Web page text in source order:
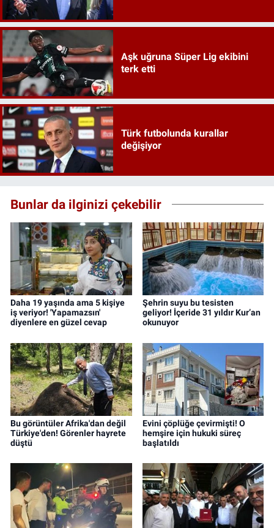
Aşk uğruna Süper Lig ekibini
terk etti
Türk futbolunda kurallar
değişiyor
Bunlar da ilginizi çekebilir
Daha 19 yaşında ama 5 kişiye
iş veriyor! 'Yapamazsın'
diyenlere en güzel cevap
Şehrin suyu bu tesisten
geliyor! İçeride 31 yıldır Kur’an
okunuyor
Bu görüntüler Afrika'dan değil
Türkiye'den! Görenler hayrete
düştü
Evini çöplüğe çevirmişti! O
hemşire için hukuki süreç
başlatıldı